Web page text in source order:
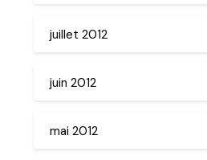
juillet 2012
juin 2012
mai 2012